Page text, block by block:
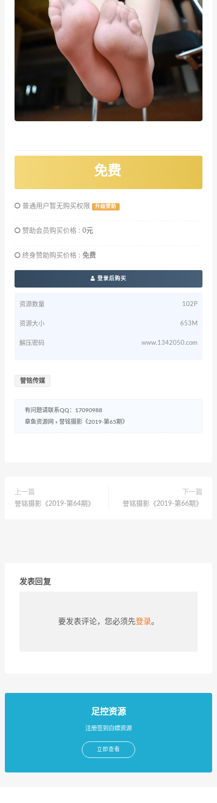
免费
普通用户暂无购买权限 升级赞助
赞助会员购买价格 : 0元
终身赞助购买价格 : 免费
登录后购买
资源数量 102P
资源大小 653M
解压密码 www.1342050.com
誉铭传媒
有问题请联系QQ：17090988
章鱼资源网 » 誉铭摄影《2019-第65期》
上一篇
誉铭摄影《2019-第64期》
下一篇
誉铭摄影《2019-第66期》
发表回复
要发表评论，您必须先登录。
足控资源
注册签到白嫖资源
立即查看